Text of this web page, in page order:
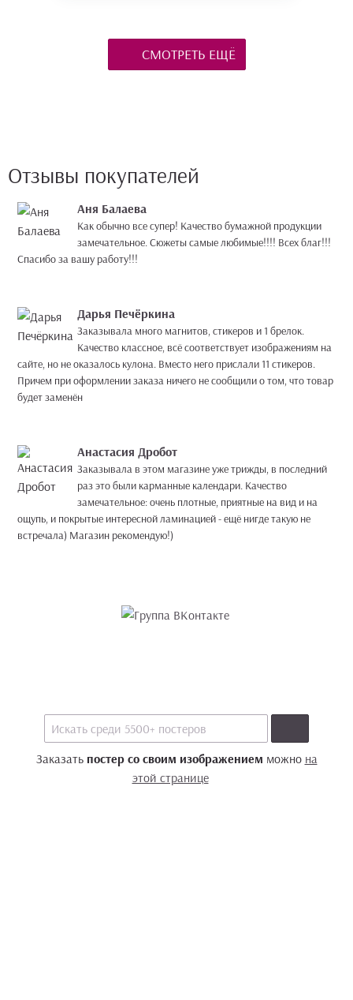
СМОТРЕТЬ ЕЩЁ
Отзывы покупателей
Аня Балаева
Как обычно все супер! Качество бумажной продукции
замечательное. Сюжеты самые любимые!!!! Всех благ!!!
Спасибо за вашу работу!!!
Дарья Печёркина
Заказывала много магнитов, стикеров и 1 брелок.
Качество классное, всё соответствует изображениям на
сайте, но не оказалось кулона. Вместо него прислали 11 стикеров.
Причем при оформлении заказа ничего не сообщили о том, что товар
будет заменён
Анастасия Дробот
Заказывала в этом магазине уже трижды, в последний
раз это были карманные календари. Качество
замечательное: очень плотные, приятные на вид и на
ощупь, и покрытые интересной ламинацией - ещё нигде такую не
встречала) Магазин рекомендую!)
Заказать постер со своим изображением можно на
этой странице